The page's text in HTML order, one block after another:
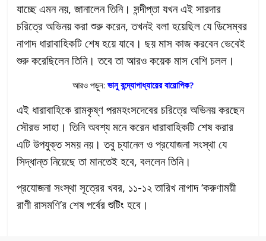
যাচ্ছে এমন নয়, জানালেন তিনি। সন্দীপ্তা যখন এই সারদার
চরিত্রে অভিনয় করা শুরু করেন, তখনই বলা হয়েছিল যে ডিসেম্বর
নাগাদ ধারাবাহিকটি শেষ হয়ে যাবে। ছয় মাস কাজ করবেন ভেবেই
শুরু করেছিলেন তিনি। তবে তা আরও কয়েক মাস বেশি চলল।
আরও পড়ুন: ভানু বন্দ্যোপাধ্যায়ের বায়োপিক?
এই ধারাবাহিকে রামকৃষ্ণ পরমহংসদেবের চরিত্রে অভিনয় করছেন
সৌরভ সাহা। তিনি অবশ্য মনে করেন ধারাবাহিকটি শেষ করার
এটি উপযুক্ত সময় নয়। তবু চ্যানেল ও প্রযোজনা সংস্থা যে
সিদ্ধান্ত নিয়েছে তা মানতেই হবে, বললেন তিনি।
প্রযোজনা সংস্থা সূত্রের খবর, ১১-১২ তারিখ নাগাদ ‘করুণাময়ী
রাণী রাসমণি’র শেষ পর্বের শুটিং হবে।